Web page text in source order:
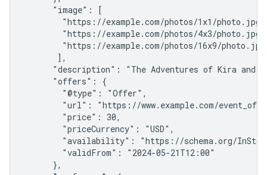
      "image": [
"https://example.com/photos/1x1/
"https://example.com/photos/4x3/
"https://example.com/photos/16x9/
       ],
"description": "The Adventures of Kira and
      "offers": {
        "@type": "Offer",
"url": "https://www.example.com/
        "price": 30,
        "priceCurrency": "USD",
"availability": "https://schema.org/
        "validFrom": "2024-05-21T12:00"
      },